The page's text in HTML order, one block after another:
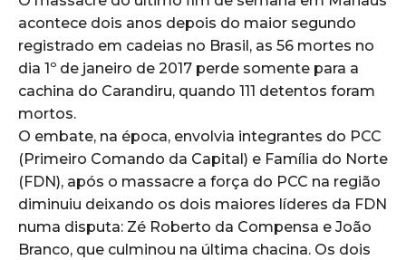
acontece dois anos depois do maior segundo
registrado em cadeias no Brasil, as 56 mortes no
dia 1º de janeiro de 2017 perde somente para a
cachina do Carandiru, quando 111 detentos foram
mortos.
O embate, na época, envolvia integrantes do PCC
(Primeiro Comando da Capital) e Família do Norte
(FDN), após o massacre a força do PCC na região
diminuiu deixando os dois maiores líderes da FDN
numa disputa: Zé Roberto da Compensa e João
Branco, que culminou na última chacina. Os dois